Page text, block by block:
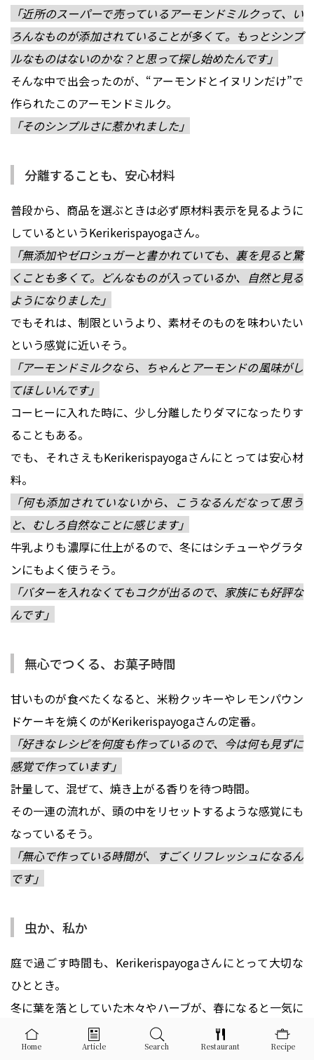
Home Article Search Restaurant Recipe
「近所のスーパーで売っているアーモンドミルクって、い
ろんなものが添加されていることが多くて。もっとシンプ
ルなものはないのかな？と思って探し始めたんです」
そんな中で出会ったのが、“アーモンドとイヌリンだけ”で
作られたこのアーモンドミルク。
「そのシンプルさに惹かれました」
分離することも、安心材料
普段から、商品を選ぶときは必ず原材料表示を見るように
しているというKerikerispayogaさん。
「無添加やゼロシュガーと書かれていても、裏を見ると驚
くことも多くて。どんなものが入っているか、自然と見る
ようになりました」
でもそれは、制限というより、素材そのものを味わいたい
という感覚に近いそう。
「アーモンドミルクなら、ちゃんとアーモンドの風味がし
てほしいんです」
コーヒーに入れた時に、少し分離したりダマになったりす
ることもある。
でも、それさえもKerikerispayogaさんにとっては安心材
料。
「何も添加されていないから、こうなるんだなって思う
と、むしろ自然なことに感じます」
牛乳よりも濃厚に仕上がるので、冬にはシチューやグラタ
ンにもよく使うそう。
「バターを入れなくてもコクが出るので、家族にも好評な
んです」
無心でつくる、お菓子時間
甘いものが食べたくなると、米粉クッキーやレモンパウン
ドケーキを焼くのがKerikerispayogaさんの定番。
「好きなレシピを何度も作っているので、今は何も見ずに
感覚で作っています」
計量して、混ぜて、焼き上がる香りを待つ時間。
その一連の流れが、頭の中をリセットするような感覚にも
なっているそう。
「無心で作っている時間が、すごくリフレッシュになるん
です」
虫か、私か
庭で過ごす時間も、Kerikerispayogaさんにとって大切な
ひととき。
冬に葉を落としていた木々やハーブが、春になると一気に
芽吹き始める。
「一日ごとに景色が変わるんです」